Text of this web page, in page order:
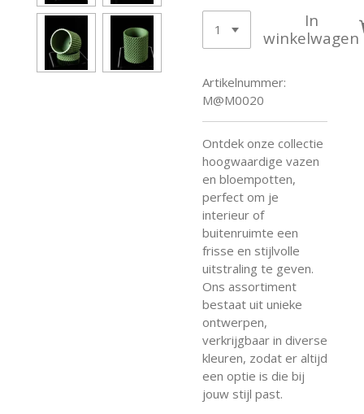
In
winkelwagen
Artikelnummer:
M@M0020
Ontdek onze collectie
hoogwaardige vazen
en bloempotten,
perfect om je
interieur of
buitenruimte een
frisse en stijlvolle
uitstraling te geven.
Ons assortiment
bestaat uit unieke
ontwerpen,
verkrijgbaar in diverse
kleuren, zodat er altijd
een optie is die bij
jouw stijl past.